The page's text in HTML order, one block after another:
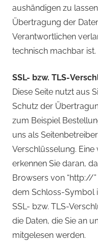
aushändigen zu
Übertragung der
Verantwortlichen
technisch machbar ist.
SSL- bzw. TLS-
Diese Seite nutzt aus
Schutz der
zum Beispiel
uns als
Verschlüsselung.
erkennen Sie daran,
Browsers von “http://
dem Schloss-Symbol
SSL- bzw. TLS-
die Daten, die Sie an
mitgelesen werden.